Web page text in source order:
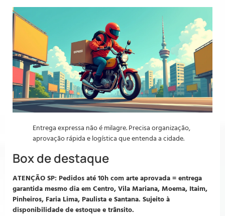
Entrega expressa não é milagre. Precisa organização,
aprovação rápida e logística que entenda a cidade.
Box de destaque
ATENÇÃO SP: Pedidos até 10h com arte aprovada = entrega
garantida mesmo dia em Centro, Vila Mariana, Moema, Itaim,
Pinheiros, Faria Lima, Paulista e Santana. Sujeito à
disponibilidade de estoque e trânsito.